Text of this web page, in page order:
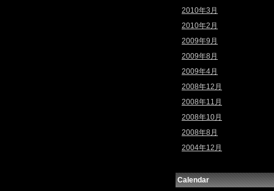
2010年3月
2010年2月
2009年9月
2009年8月
2009年4月
2008年12月
2008年11月
2008年10月
2008年8月
2004年12月
Calendar